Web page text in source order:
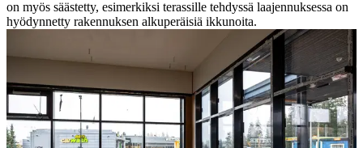
on myös säästetty, esimerkiksi terassille tehdyssä laajennuksessa on
hyödynnetty rakennuksen alkuperäisiä ikkunoita.